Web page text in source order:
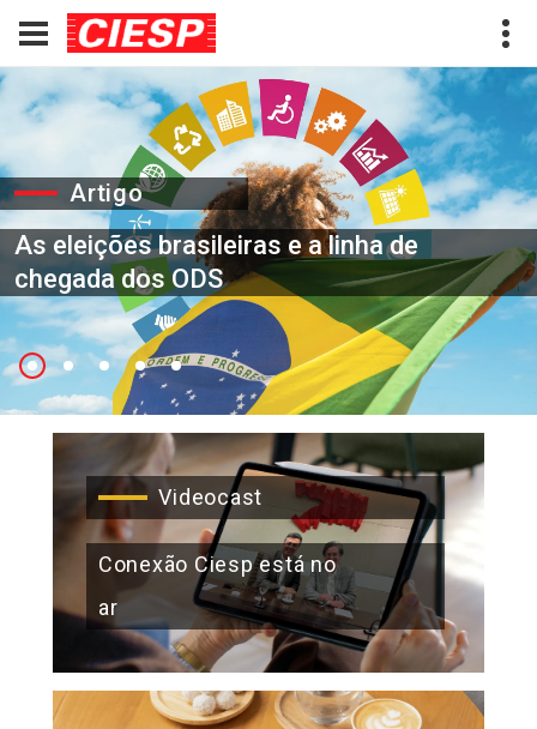
Artigo
As eleições brasileiras e a linha de
chegada dos ODS
Videocast
Conexão Ciesp está no
ar